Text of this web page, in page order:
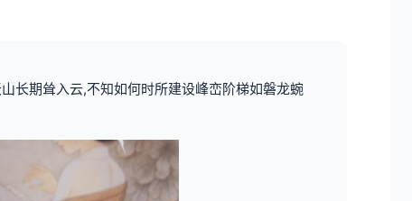
长期耸入云,不知如何时所建设峰峦阶梯如磐龙蜿